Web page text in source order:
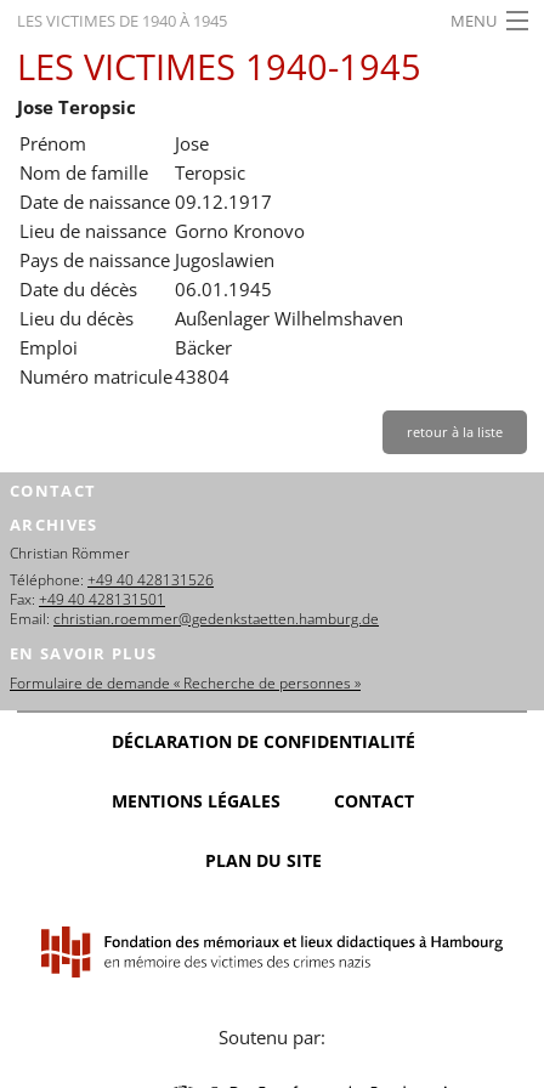
LES VICTIMES DE 1940 À 1945 MENU
ACCUEIL
ACTUALITÉS
EXPOSITIONS
HISTORIQUE
FORMATION
RECHERCHE
SERVICE
LES VICTIMES 1940-1945
Jose Teropsic
Prénom
Jose
Nom de famille
Teropsic
Date de naissance 09.12.1917
Lieu de naissance Gorno Kronovo
Pays de naissance Jugoslawien
Date du décès
06.01.1945
Lieu du décès
Außenlager Wilhelmshaven
Emploi
Bäcker
Numéro matricule43804
retour à la liste
CONTACT
ARCHIVES
Christian Römmer
Téléphone: +49 40 428131526
Fax: +49 40 428131501
Email: christian.roemmer@gedenkstaetten.hamburg.de
EN SAVOIR PLUS
Formulaire de demande « Recherche de personnes »
DÉCLARATION DE CONFIDENTIALITÉ
MENTIONS LÉGALES CONTACT
PLAN DU SITE
Soutenu par: